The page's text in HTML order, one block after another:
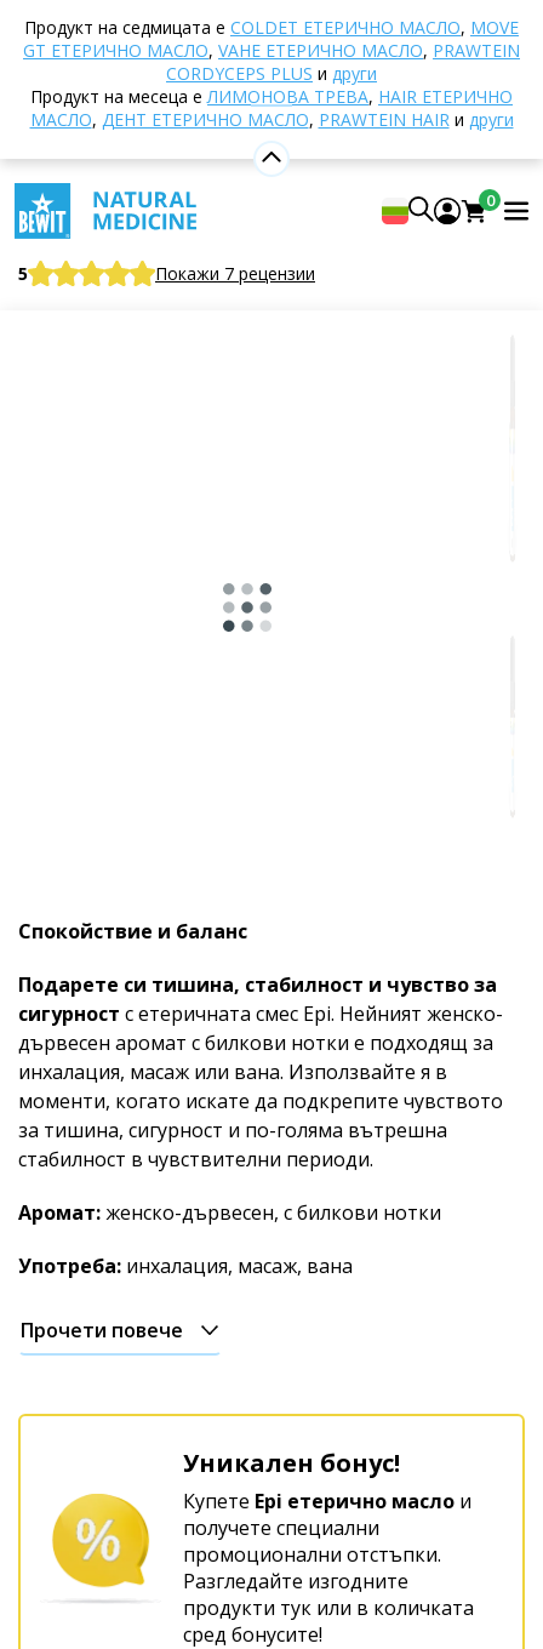
Продукт на седмицата е COLDET EТЕРИЧНО МАСЛО, MOVE
GT ЕТЕРИЧНО МАСЛО, VAHE ЕТЕРИЧНО МАСЛО, PRAWTEIN
CORDYCEPS PLUS и други
Продукт на месеца еЛИМОНОВА ТРЕВА, HAIR ЕТЕРИЧНО
МАСЛО, ДЕНТ ЕТЕРИЧНО МАСЛО, PRAWTEIN HAIRи други
0
масла
Смеси от етерични масла
Epi eтерично
Epi eтерично масло
100% чиста и натурална смес от етерични масла
CTEO®
5 Покажи 7 рецензии
Спокойствие и баланс
Подарете си тишина, стабилност и чувство за
сигурност с етеричната смес Epi. Нейният женско-
дървесен аромат с билкови нотки е подходящ за
инхалация, масаж или вана. Използвайте я в
моменти, когато искате да подкрепите чувството
за тишина, сигурност и по-голяма вътрешна
стабилност в чувствителни периоди.
Аромат:женско-дървесен, с билкови нотки
Употреба: инхалация, масаж, вана
Прочети повече
Уникален бонус!
Купете Epi eтерично масло и
получете специални
промоционални отстъпки.
Разгледайте изгодните
продукти тук или в количката
сред бонусите!